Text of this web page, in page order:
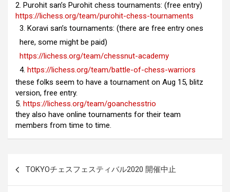
2. Purohit san’s Purohit chess tournaments: (free entry)
https://lichess.org/team/purohit-chess-tournaments
3. Koravi san’s tournaments: (there are free entry ones
here, some might be paid)
https://lichess.org/team/chessnut-academy
4. https://lichess.org/team/battle-of-chess-warriors
these folks seem to have a tournament on Aug 15, blitz
version, free entry.
5. https://lichess.org/team/goanchesstrio
they also have online tournaments for their team
members from time to time.
TOKYOチェスフェスティバル2020 開催中止